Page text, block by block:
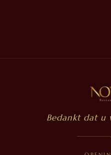
Bedankt dat u